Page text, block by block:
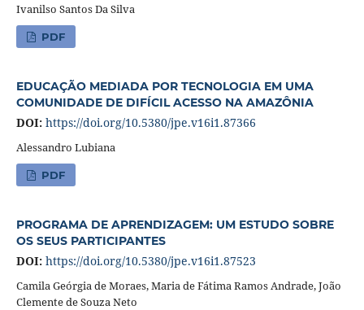
Ivanilso Santos Da Silva
PDF
EDUCAÇÃO MEDIADA POR TECNOLOGIA EM UMA
COMUNIDADE DE DIFÍCIL ACESSO NA AMAZÔNIA
DOI: https://doi.org/10.5380/jpe.v16i1.87366
Alessandro Lubiana
PDF
PROGRAMA DE APRENDIZAGEM: UM ESTUDO SOBRE
OS SEUS PARTICIPANTES
DOI: https://doi.org/10.5380/jpe.v16i1.87523
Camila Geórgia de Moraes, Maria de Fátima Ramos Andrade, João
Clemente de Souza Neto